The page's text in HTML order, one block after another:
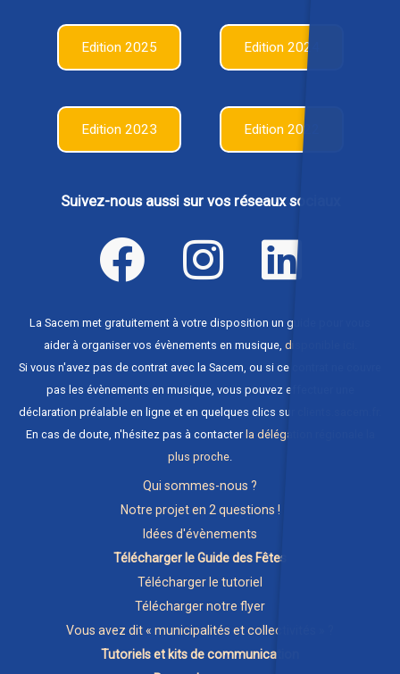
Edition 2025 Edition 2024
Edition 2023 Edition 2022
Suivez-nous aussi sur vos réseaux sociaux
La Sacem met gratuitement à votre disposition un guide pour vous
aider à organiser vos évènements en musique, disponible ici
Si vous n'avez pas de contrat avec la Sacem, ou si ce contrat ne couvre
pas les évènements en musique, vous pouvez effectuer une
déclaration préalable en ligne et en quelques clics sur
En cas de doute, n'hésitez pas à contacterla délégation régionale la
plus proche
Qui sommes-nous ?
Notre projet en 2 questions !
Idées d'évènements
Télécharger le Guide des Fêtes
Télécharger le tutoriel
Télécharger notre flyer
Vous avez dit « municipalités et collectivités » ?
Tutoriels et kits de communication